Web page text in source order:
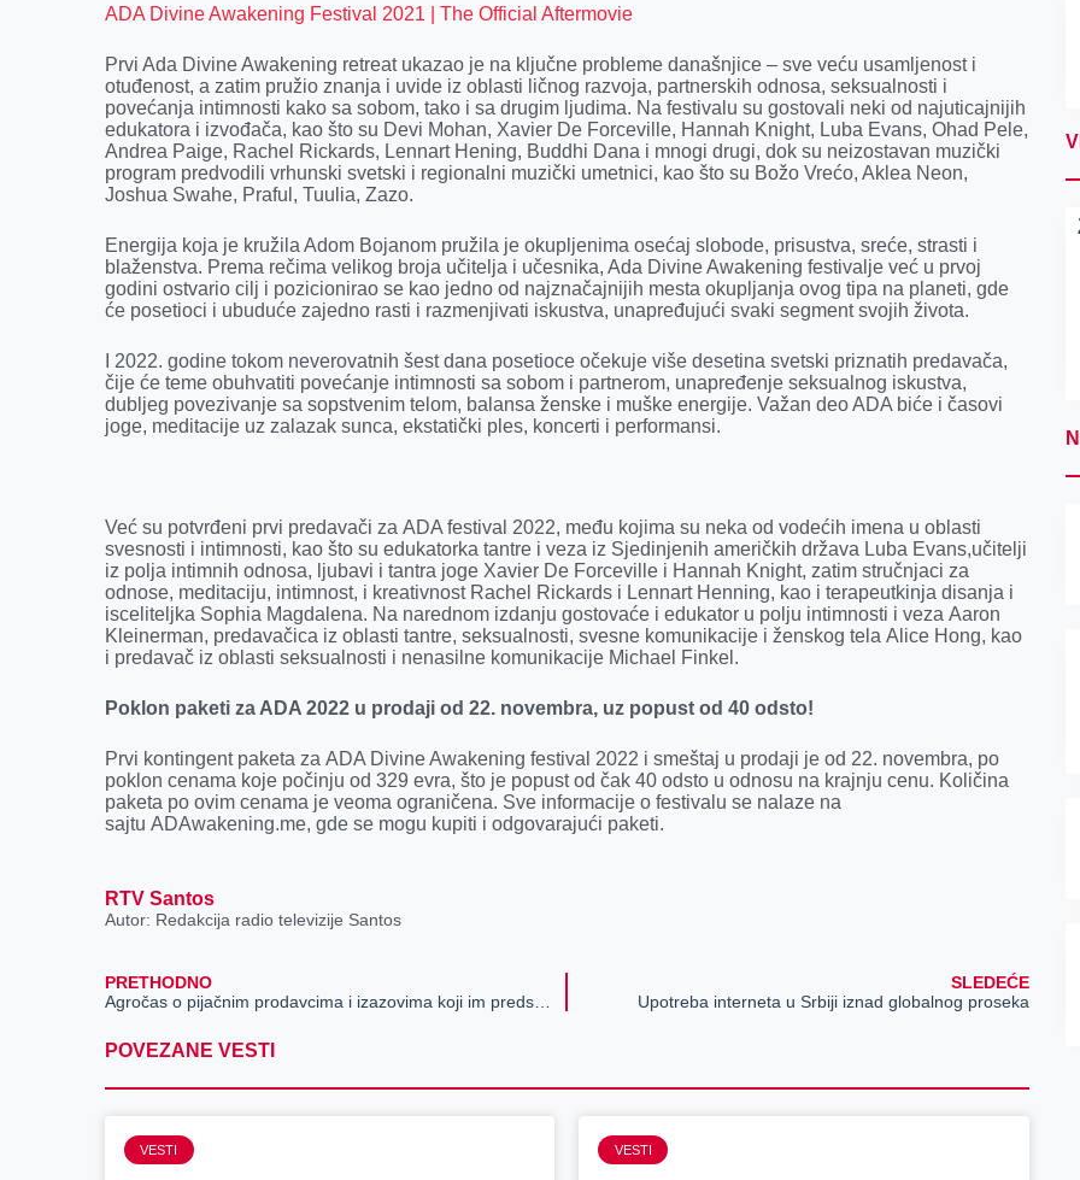
r
ADA Divine Awakening Festival 2021 | The Official Aftermovie
Prvi Ada Divine Awakening retreat ukazao je na ključne probleme današnjice – sve veću usamljenost i
otuđenost, a zatim pružio znanja i uvide iz oblasti ličnog razvoja, partnerskih odnosa, seksualnosti i
povećanja intimnosti kako sa sobom, tako i sa drugim ljudima. Na festivalu su gostovali neki od najuticajnijih
edukatora i izvođača, kao što su Devi Mohan, Xavier De Forceville, Hannah Knight, Luba Evans, Ohad Pele,
Andrea Paige, Rachel Rickards, Lennart Hening, Buddhi Dana i mnogi drugi, dok su neizostavan muzički
program predvodili vrhunski svetski i regionalni muzički umetnici, kao što su Božo Vrećo, Aklea Neon,
Joshua Swahe, Praful, Tuulia, Zazo.
Energija koja je kružila Adom Bojanom pružila je okupljenima osećaj slobode, prisustva, sreće, strasti i
blaženstva. Prema rečima velikog broja učitelja i učesnika, Ada Divine Awakening festivalje već u prvoj
godini ostvario cilj i pozicionirao se kao jedno od najznačajnijih mesta okupljanja ovog tipa na planeti, gde
će posetioci i ubuduće zajedno rasti i razmenjivati iskustva, unapređujući svaki segment svojih života.
I 2022. godine tokom neverovatnih šest dana posetioce očekuje više desetina svetski priznatih predavača,
čije će teme obuhvatiti povećanje intimnosti sa sobom i partnerom, unapređenje seksualnog iskustva,
dubljeg povezivanje sa sopstvenim telom, balansa ženske i muške energije. Važan deo ADA biće i časovi
joge, meditacije uz zalazak sunca, ekstatički ples, koncerti i performansi.
Već su potvrđeni prvi predavači za ADA festival 2022, među kojima su neka od vodećih imena u oblasti
svesnosti i intimnosti, kao što su edukatorka tantre i veza iz Sjedinjenih američkih država Luba Evans,učitelji
iz polja intimnih odnosa, ljubavi i tantra joge Xavier De Forceville i Hannah Knight, zatim stručnjaci za
odnose, meditaciju, intimnost, i kreativnost Rachel Rickards i Lennart Henning, kao i terapeutkinja disanja i
isceliteljka Sophia Magdalena. Na narednom izdanju gostovaće i edukator u polju intimnosti i veza Aaron
Kleinerman, predavačica iz oblasti tantre, seksualnosti, svesne komunikacije i ženskog tela Alice Hong, kao
i predavač iz oblasti seksualnosti i nenasilne komunikacije Michael Finkel.
Poklon paketi za ADA 2022 u prodaji od 22. novembra, uz popust od 40 odsto!
Prvi kontingent paketa za ADA Divine Awakening festival 2022 i smeštaj u prodaji je od 22. novembra, po
poklon cenama koje počinju od 329 evra, što je popust od čak 40 odsto u odnosu na krajnju cenu. Količina
paketa po ovim cenama je veoma ograničena. Sve informacije o festivalu se nalaze na
sajtu ADAwakening.me, gde se mogu kupiti i odgovarajući paketi.
RTV Santos
Autor: Redakcija radio televizije Santos
PRETHODNO
SLEDEĆE
Upotreba interneta u Srbiji iznad globalnog proseka
POVEZANE VESTI
VESTI VESTI